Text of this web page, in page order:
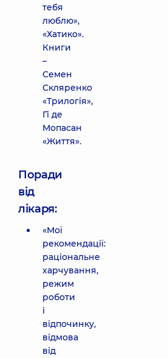
тебя
люблю»,
«Хатико».
Книги
–
Семен
Скляренко
«Трилогія»,
Гі де
Мопасан
«Життя».
Поради
від
лікаря:
«Мої
рекомендації:
раціональне
харчування,
режим
роботи
і
відпочинку,
відмова
від